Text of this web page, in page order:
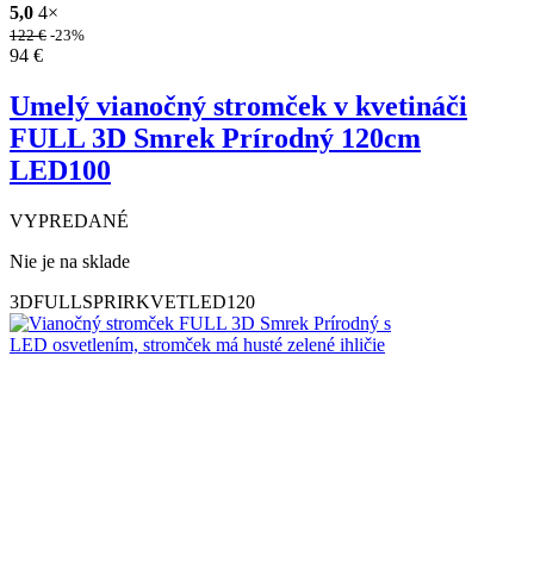
5,0 4×
122€ -23%
94 €
Umelý vianočný stromček v kvetináči
FULL 3D Smrek Prírodný 120cm
LED100
VYPREDANÉ
Nie je na sklade
3DFULLSPRIRKVETLED120